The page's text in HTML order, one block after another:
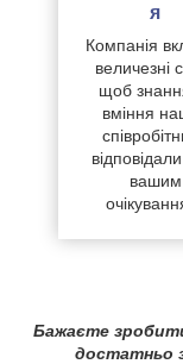
я
Компанія
величезні
щоб
вміння
вашим
Бажаєте
достатньо